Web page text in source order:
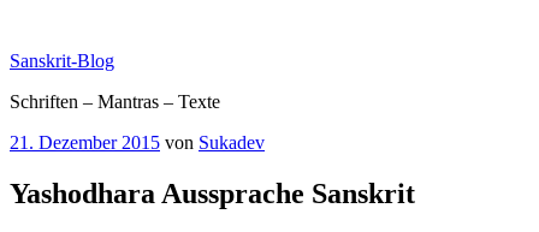
springen
Sanskrit-Blog
Schriften – Mantras – Texte
Veröffentlicht
21. Dezember 2015 von Sukadev
Yashodhara Aussprache Sanskrit